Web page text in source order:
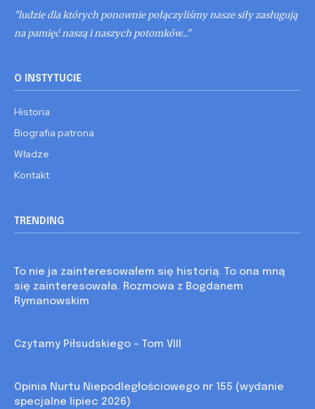
"ludzie dla których ponownie połączyliśmy nasze siły zasługują
na pamięć naszą i naszych potomków..."
O INSTYTUCIE
Historia
Biografia patrona
Władze
Kontakt
TRENDING
To nie ja zainteresowałem się historią. To ona mną
się zainteresowała. Rozmowa z Bogdanem
Rymanowskim
Czytamy Piłsudskiego – Tom VIII
Opinia Nurtu Niepodległościowego nr 155 (wydanie
specjalne lipiec 2026)